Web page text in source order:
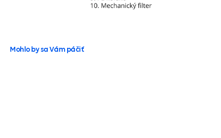
Mohlo by sa Vám páčiť